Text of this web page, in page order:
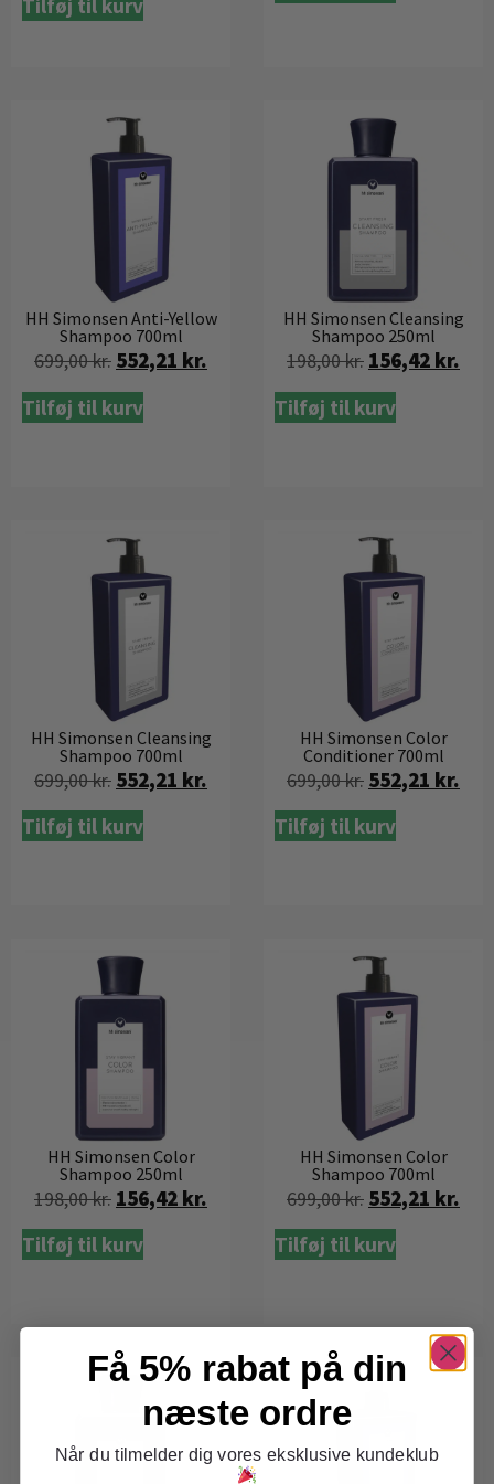
Tilføj til kurv
HH Simonsen Anti-Yellow
Shampoo 700ml
699,00kr. 552,21 kr.
Tilføj til kurv
HH Simonsen Cleansing
Shampoo 250ml
198,00kr. 156,42 kr.
Tilføj til kurv
HH Simonsen Cleansing
Shampoo 700ml
699,00kr. 552,21 kr.
Tilføj til kurv
HH Simonsen Color
Conditioner 700ml
699,00kr. 552,21 kr.
Tilføj til kurv
HH Simonsen Color
Shampoo 250ml
198,00kr. 156,42 kr.
Tilføj til kurv
HH Simonsen Color
Shampoo 700ml
699,00kr. 552,21 kr.
Tilføj til kurv
Få 5% rabat på din
næste ordre
Når du tilmelder dig vores eksklusive kundeklub